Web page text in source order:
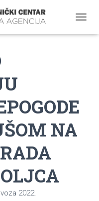
O
NA
2022.